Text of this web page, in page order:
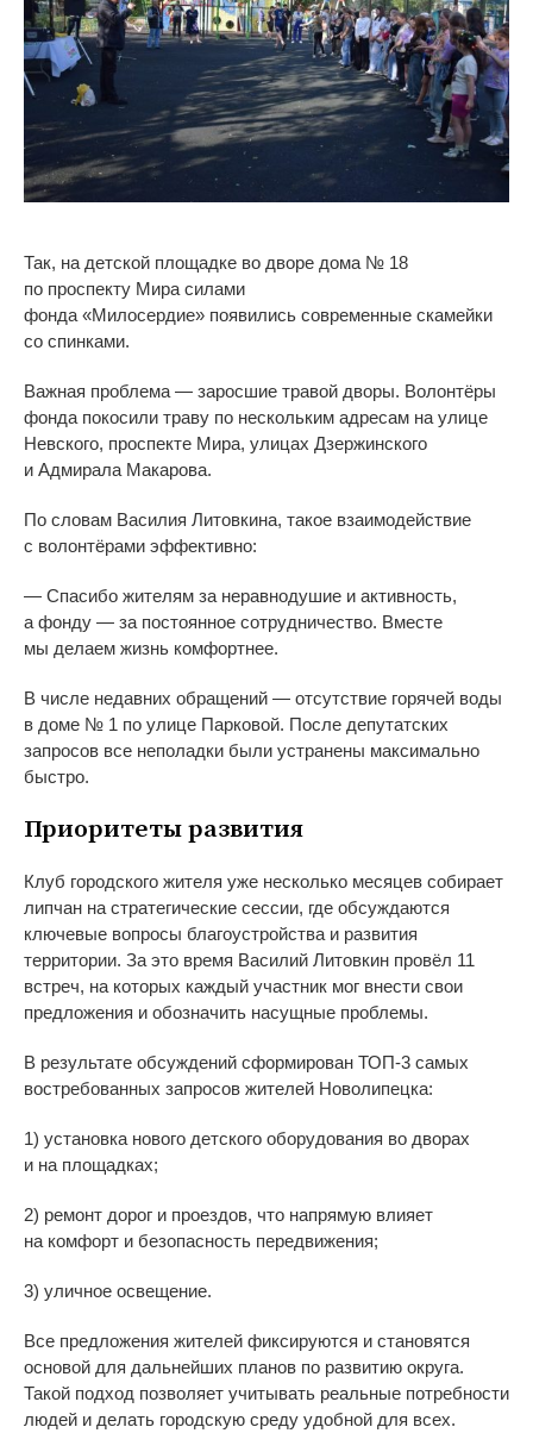
Так, на детской площадке во дворе дома № 18
по проспекту Мира силами
фонда «Милосердие» появились современные скамейки
со спинками.
Важная проблема — заросшие травой дворы. Волонтёры
фонда покосили траву по нескольким адресам на улице
Невского, проспекте Мира, улицах Дзержинского
и Адмирала Макарова.
По словам Василия Литовкина, такое взаимодействие
с волонтёрами эффективно:
— Спасибо жителям за неравнодушие и активность,
а фонду — за постоянное сотрудничество. Вместе
мы делаем жизнь комфортнее.
В числе недавних обращений — отсутствие горячей воды
в доме № 1 по улице Парковой. После депутатских
запросов все неполадки были устранены максимально
быстро.
Приоритеты развития
Клуб городского жителя уже несколько месяцев собирает
липчан на стратегические сессии, где обсуждаются
ключевые вопросы благоустройства и развития
территории. За это время Василий Литовкин провёл 11
встреч, на которых каждый участник мог внести свои
предложения и обозначить насущные проблемы.
В результате обсуждений сформирован ТОП-3 самых
востребованных запросов жителей Новолипецка:
1) установка нового детского оборудования во дворах
и на площадках;
2) ремонт дорог и проездов, что напрямую влияет
на комфорт и безопасность передвижения;
3) уличное освещение.
Все предложения жителей фиксируются и становятся
основой для дальнейших планов по развитию округа.
Такой подход позволяет учитывать реальные потребности
людей и делать городскую среду удобной для всех.